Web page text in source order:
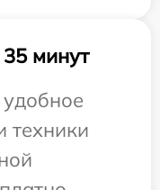
минут
техники